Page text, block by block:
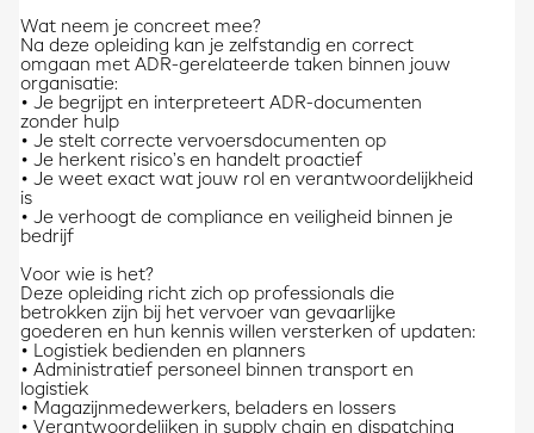
Wat neem je concreet mee?
Na deze opleiding kan je zelfstandig en correct
omgaan met ADR-gerelateerde taken binnen jouw
organisatie:
• Je begrijpt en interpreteert ADR-documenten
zonder hulp
• Je stelt correcte vervoersdocumenten op
• Je herkent risico’s en handelt proactief
• Je weet exact wat jouw rol en verantwoordelijkheid
is
• Je verhoogt de compliance en veiligheid binnen je
bedrijf
Voor wie is het?
Deze opleiding richt zich op professionals die
betrokken zijn bij het vervoer van gevaarlijke
goederen en hun kennis willen versterken of updaten:
• Logistiek bedienden en planners
• Administratief personeel binnen transport en
logistiek
• Magazijnmedewerkers, beladers en lossers
• Verantwoordelijken in supply chain en dispatching